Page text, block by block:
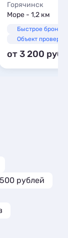
Горячинск
Море - 1,2 км
Быстрое
Объект проверен
от 3 200
рублей